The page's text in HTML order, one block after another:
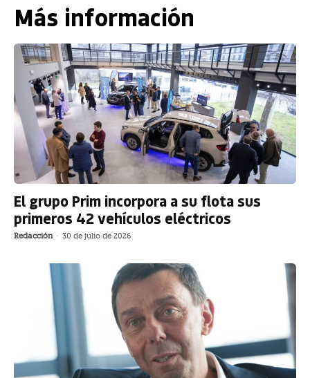
Más información
El grupo Prim incorpora a su flota sus
primeros 42 vehículos eléctricos
Redacción - 30 de julio de 2026